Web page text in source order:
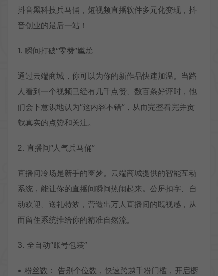
抖音黑科技兵马俑，短视频直播软件多元化变现，抖
音创业的最后一站！
1. 瞬间打破“零赞”尴尬
通过云端商城，你可以为你的新作品快速加温。当路
人看到一个视频已经有几千点赞、数百条好评时，他
们会下意识地认为“这内容不错”，从而完整看完并贡
献真实的点赞和关注。
2. 直播间“人气兵马俑”
直播间冷场是新手的噩梦。云端商城提供的智能互动
系统，能让你的直播间瞬间热闹起来。公屏扣字、自
动欢迎、送礼特效，营造出万人直播间的既视感，从
而留住系统推给你的精准自然流。
3. 全自动“账号包装”
• 粉丝数： 告别个位数，快速跨越千粉门槛，开启橱